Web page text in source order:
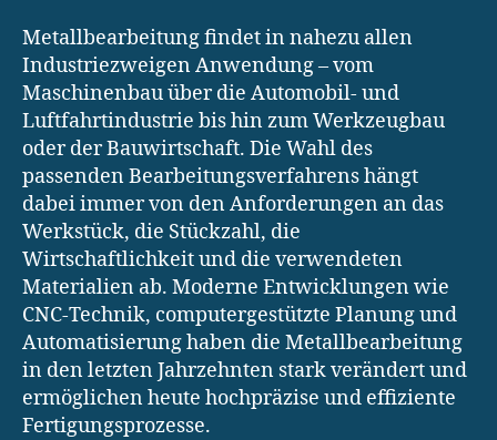
Metallbearbeitung findet in nahezu allen
Industriezweigen Anwendung – vom
Maschinenbau über die Automobil- und
Luftfahrtindustrie bis hin zum Werkzeugbau
oder der Bauwirtschaft. Die Wahl des
passenden Bearbeitungsverfahrens hängt
dabei immer von den Anforderungen an das
Werkstück, die Stückzahl, die
Wirtschaftlichkeit und die verwendeten
Materialien ab. Moderne Entwicklungen wie
CNC-Technik, computergestützte Planung und
Automatisierung haben die Metallbearbeitung
in den letzten Jahrzehnten stark verändert und
ermöglichen heute hochpräzise und effiziente
Fertigungsprozesse.